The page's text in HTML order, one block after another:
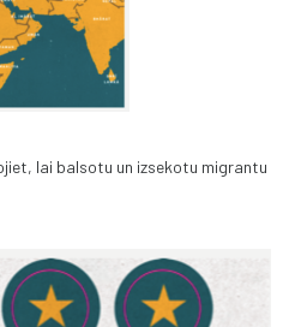
lai balsotu un izsekotu migrantu